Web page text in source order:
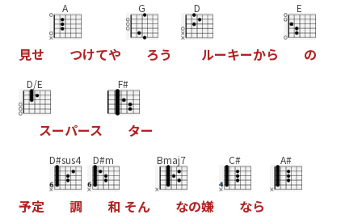
見せ
A
つけてや
G
ろう
D
ルーキーから
E
の
D/E
スーパース
F#
ター
予定
D#sus4
調
D#m
和 そん
Bmaj7
なの嫌
C#
なら
A#